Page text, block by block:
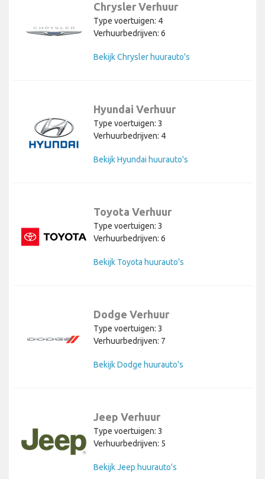
Chrysler Verhuur
Type voertuigen: 4
Verhuurbedrijven: 6
Bekijk Chrysler huurauto's
Hyundai Verhuur
Type voertuigen: 3
Verhuurbedrijven: 4
Bekijk Hyundai huurauto's
Toyota Verhuur
Type voertuigen: 3
Verhuurbedrijven: 6
Bekijk Toyota huurauto's
Dodge Verhuur
Type voertuigen: 3
Verhuurbedrijven: 7
Bekijk Dodge huurauto's
Jeep Verhuur
Type voertuigen: 3
Verhuurbedrijven: 5
Bekijk Jeep huurauto's